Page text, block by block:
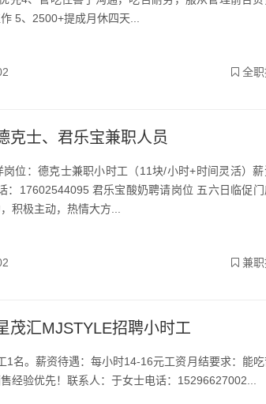
5、2500+提成月休四天...
全
克士、君乐宝兼职人员
位：德克士兼职小时工（11块/小时+时间灵活）薪
：17602544095 君乐宝酸奶聘请岗位 五六日临促门
积极主动，热情大方...
兼
茂汇MJSTYLE招聘小时工
1名。薪资待遇：每小时14-16元工资月结要求：能吃
经验优先！联系人：于女士电话：15296627002...